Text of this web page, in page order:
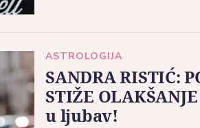
ASTROLOGIJA
SANDRA RISTIĆ:
STIŽE
u ljubav!